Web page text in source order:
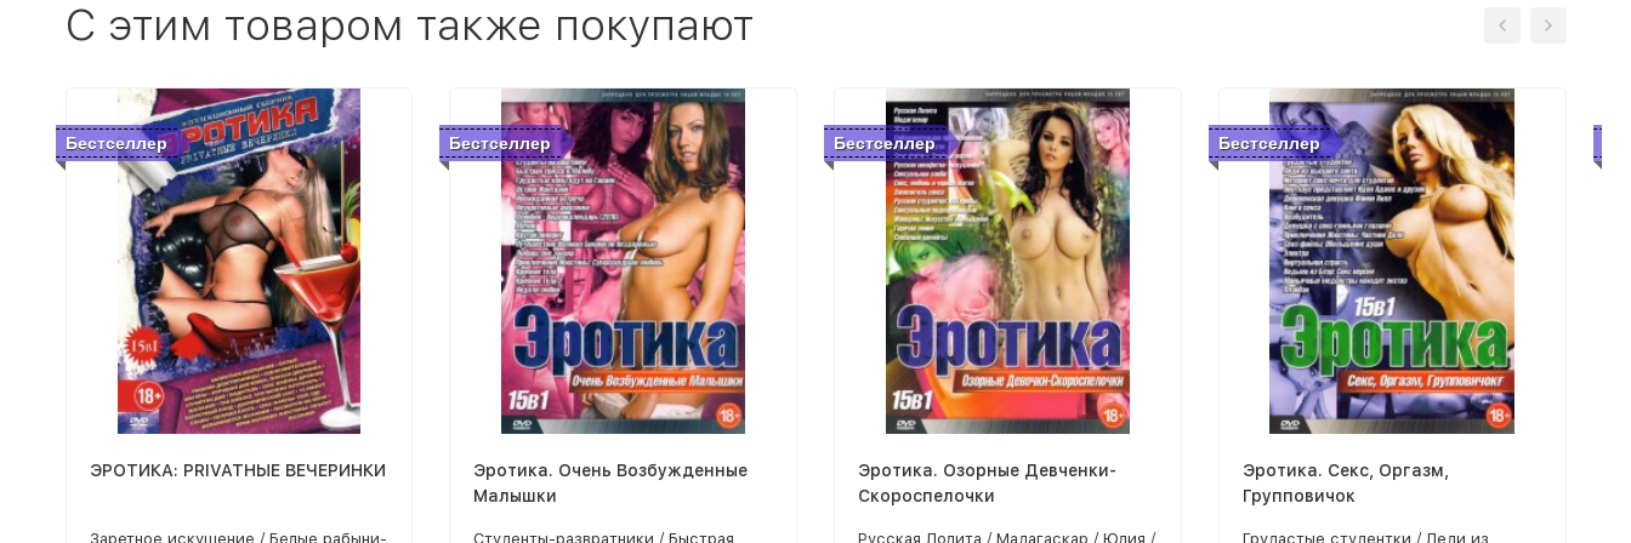
C этим товаром также покупают
Бестселлер
ЭРОТИКА: PRIVATНЫЕ ВЕЧЕРИНКИ
Заретное искушение / Белые рабыни-
Бестселлер
Эротика. Очень Возбужденные
Малышки
Студенты-развратники / Быстрая
Бестселлер
Эротика. Озорные Девченки-
Скороспелочки
Русская Лолита / Мадагаскар / Юлия /
Бестселлер
Эротика. Секс, Оргазм,
Групповичок
Грудастые студентки / Леди из